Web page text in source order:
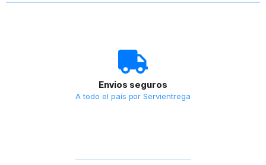
Envios seguros
A todo el país por Servientrega